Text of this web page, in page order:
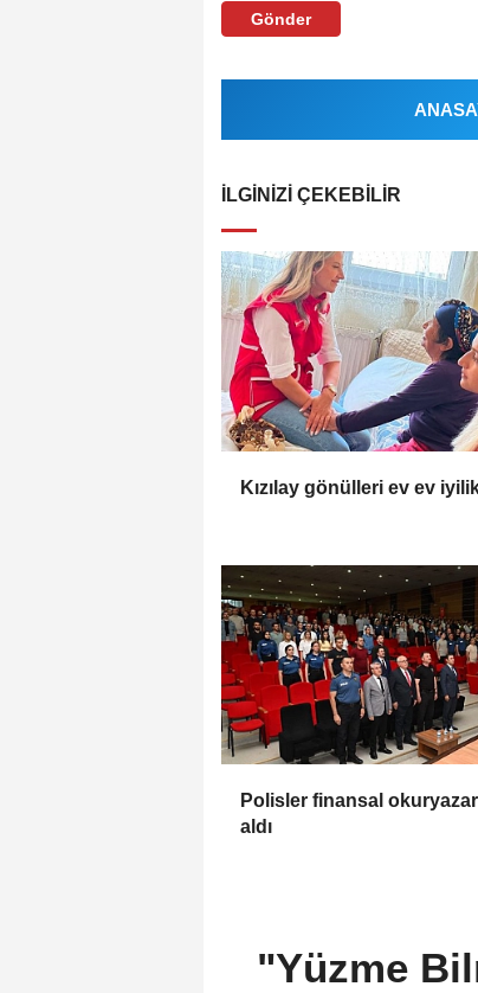
Gönder
İLGINIZI ÇEKEBILIR
Kızılay gönülleri ev ev
Polisler finansal
aldı
"Yüzme